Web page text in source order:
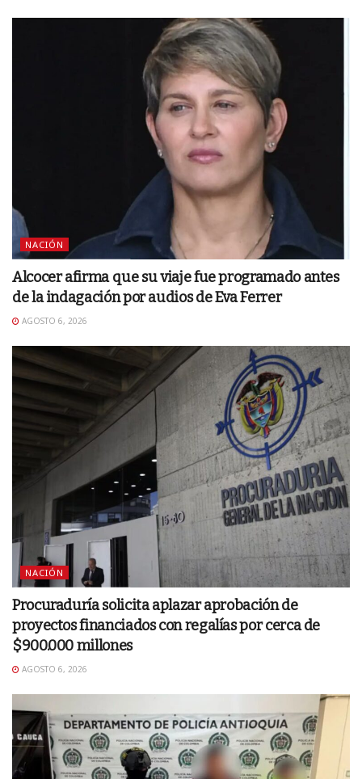
NACIÓN
Alcocer afirma que su viaje fue programado antes
de la indagación por audios de Eva Ferrer
AGOSTO 6, 2026
NACIÓN
Procuraduría solicita aplazar aprobación de
proyectos financiados con regalías por cerca de
$900.000 millones
AGOSTO 6, 2026